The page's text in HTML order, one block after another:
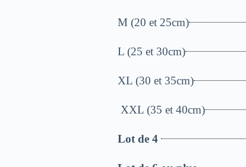
M (20 et 25cm)
L (25 et 30cm)
XL (30 et 35cm)
XXL (35 et 40cm)
Lot de 4